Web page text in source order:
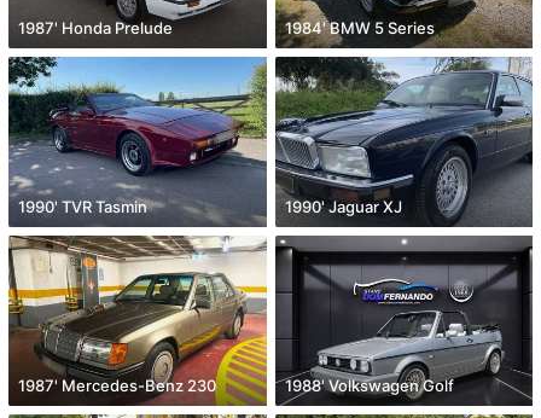
1987' Honda Prelude 1984' BMW 5 Series
1990' TVR Tasmin 1990' Jaguar XJ
1987' Mercedes-Benz 230 1988' Volkswagen Golf